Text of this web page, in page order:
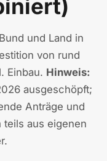
und Land in
von rund
Einbau. Hinweis:
ausgeschöpft;
Anträge und
teils aus eigenen